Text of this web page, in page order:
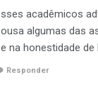
acadêmicos
algumas das
na honestidade de
Responder